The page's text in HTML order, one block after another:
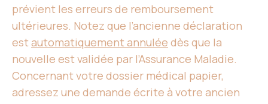
prévient les erreurs de remboursement
ultérieures. Notez que l’ancienne déclaration
estautomatiquement annulée dès que la
nouvelle est validée par l’Assurance Maladie.
Concernant votre dossier médical papier,
adressez une demande écrite à votre ancien